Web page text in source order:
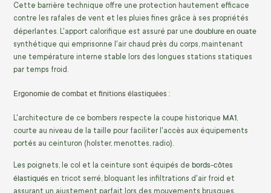
Cette barrière technique offre une protection hautement efficace
contre les rafales de vent et les pluies fines grâce à ses propriétés
déperlantes. L'apport calorifique est assuré par une doublure en ouate
synthétique qui emprisonne l'air chaud près du corps, maintenant
une température interne stable lors des longues stations statiques
par temps froid.
Ergonomie de combat et finitions élastiquées :
L'architecture de ce bombers respecte la coupe historique MA1,
courte au niveau de la taille pour faciliter l'accès aux équipements
portés au ceinturon (holster, menottes, radio).
Les poignets, le col et la ceinture sont équipés de bords-côtes
élastiqués en tricot serré, bloquant les infiltrations d'air froid et
assurant un ajustement parfait lors des mouvements brusques.